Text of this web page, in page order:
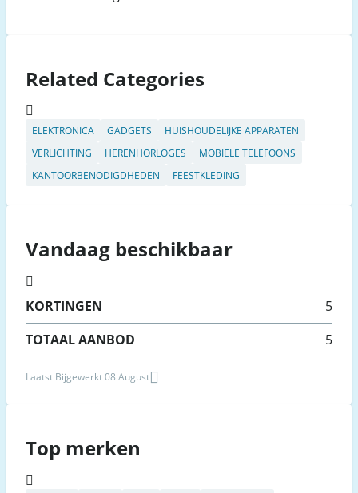
Related Categories
ELEKTRONICA GADGETS
HUISHOUDELIJKE APPARATEN
VERLICHTING
HERENHORLOGES
MOBIELE TELEFOONS
KANTOORBENODIGDHEDEN
FEESTKLEDING
Vandaag beschikbaar
KORTINGEN
5
TOTAAL AANBOD
5
Laatst Bijgewerkt 08 August
Top merken